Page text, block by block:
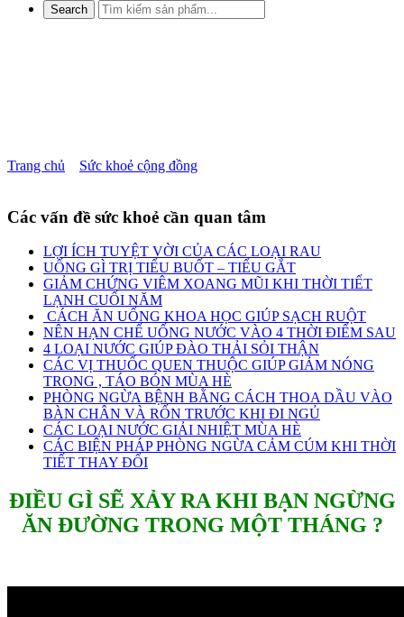
Trang chủ Sức khoẻ cộng đồng
Các vấn đề sức khoẻ cần quan tâm
LỢI ÍCH TUYỆT VỜI CỦA CÁC LOẠI RAU
UỐNG GÌ TRỊ TIỂU BUỐT – TIỂU GẮT
GIẢM CHỨNG VIÊM XOANG MŨI KHI THỜI TIẾT
LẠNH CUỐI NĂM
CÁCH ĂN UỐNG KHOA HỌC GIÚP SẠCH RUỘT
NÊN HẠN CHẾ UỐNG NƯỚC VÀO 4 THỜI ĐIỂM SAU
4 LOẠI NƯỚC GIÚP ĐÀO THẢI SỎI THẬN
CÁC VỊ THUỐC QUEN THUỘC GIÚP GIẢM NÓNG
TRONG , TÁO BÓN MÙA HÈ
PHÒNG NGỪA BỆNH BẰNG CÁCH THOA DẦU VÀO
BÀN CHÂN VÀ RỐN TRƯỚC KHI ĐI NGỦ
CÁC LOẠI NƯỚC GIẢI NHIỆT MÙA HÈ
CÁC BIỆN PHÁP PHÒNG NGỪA CẢM CÚM KHI THỜI
TIẾT THAY ĐỔI
ĐIỀU GÌ SẼ XẢY RA KHI BẠN NGỪNG
ĂN ĐƯỜNG TRONG MỘT THÁNG ?